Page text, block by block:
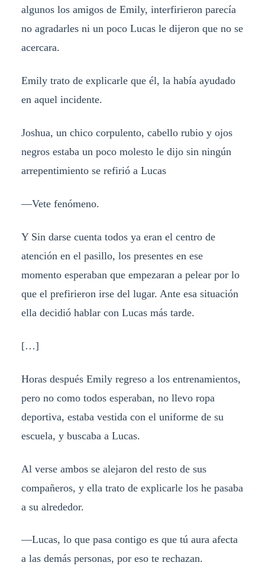
algunos los amigos de Emily, interfirieron parecía
no agradarles ni un poco Lucas le dijeron que no se
acercara.
Emily trato de explicarle que él, la había ayudado
en aquel incidente.
Joshua, un chico corpulento, cabello rubio y ojos
negros estaba un poco molesto le dijo sin ningún
arrepentimiento se refirió a Lucas
—Vete fenómeno.
Y Sin darse cuenta todos ya eran el centro de
atención en el pasillo, los presentes en ese
momento esperaban que empezaran a pelear por lo
que el prefirieron irse del lugar. Ante esa situación
ella decidió hablar con Lucas más tarde.
[…]
Horas después Emily regreso a los entrenamientos,
pero no como todos esperaban, no llevo ropa
deportiva, estaba vestida con el uniforme de su
escuela, y buscaba a Lucas.
Al verse ambos se alejaron del resto de sus
compañeros, y ella trato de explicarle los he pasaba
a su alrededor.
—Lucas, lo que pasa contigo es que tú aura afecta
a las demás personas, por eso te rechazan.